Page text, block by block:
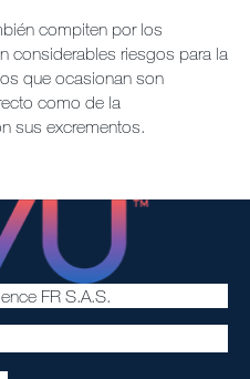
compiten por los
considerables riesgos para la
que ocasionan son
como de la
sus excrementos.
FR S.A.S.